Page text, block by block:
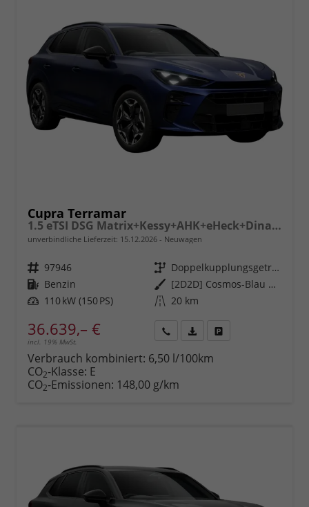
Cupra Terramar
1.5 eTSI DSG Matrix+Kessy+AHK+eHeck+Dinamica+CarPlay+eHeck+GV5
unverbindliche Lieferzeit: 15.12.2026 Neuwagen
Fahrzeugnr. 97946 Getriebe
Doppelkupplungsgetriebe (DSG)
Kraftstoff Benzin Außenfarbe
[2D2D] Cosmos-Blau Metallic
Leistung 110 kW (150 PS) Kilometerstand 20 km
36.639,– €
incl. 19% MwSt.
anfordern
Datei,
Verbrauch kombiniert: 6,50 l/100km
CO2-Klasse: E
CO2-Emissionen: 148,00 g/km